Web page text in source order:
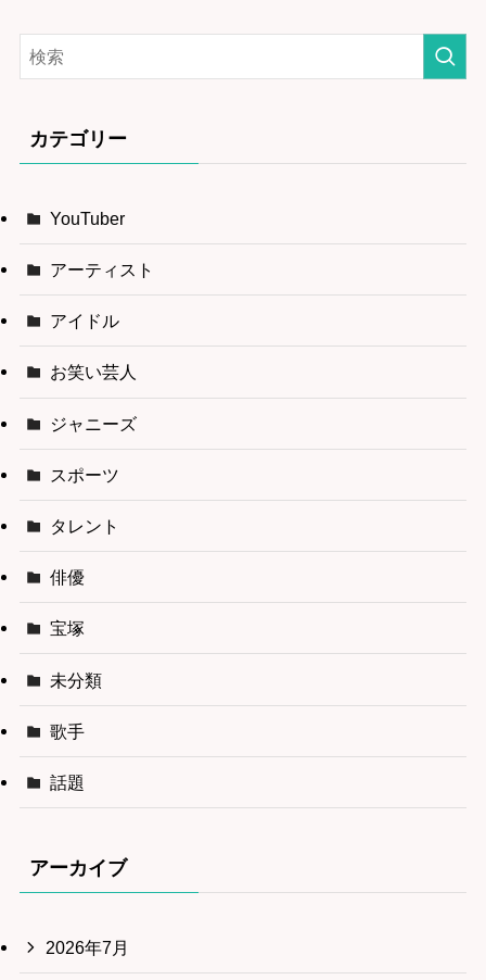
カテゴリー
YouTuber
アーティスト
アイドル
お笑い芸人
ジャニーズ
スポーツ
タレント
俳優
宝塚
未分類
歌手
話題
アーカイブ
2026年7月